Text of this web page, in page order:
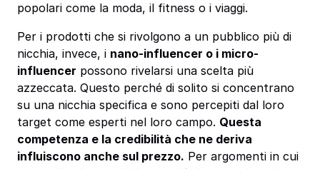
popolari come la moda, il fitness o i viaggi.
Per i prodotti che si rivolgono a un pubblico più di
nicchia, invece, i nano-influencer o i micro-
influencer possono rivelarsi una scelta più
azzeccata. Questo perché di solito si concentrano
su una nicchia specifica e sono percepiti dal loro
target come esperti nel loro campo. Questa
competenza e la credibilità che ne deriva
influiscono anche sul prezzo. Per argomenti in cui